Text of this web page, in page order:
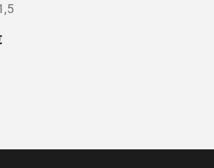
Hintaluokka: 2,00 € - 90,00 €